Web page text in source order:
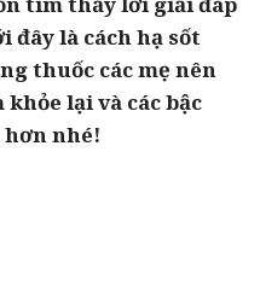
đây là cách hạ sốt
thuốc các mẹ nên
lại và các bậc
nhé!